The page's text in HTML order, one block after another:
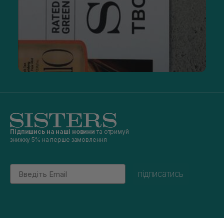
Підпишись на наші новини та отримуй
знижку 5% на перше замовлення
Email
підписатись